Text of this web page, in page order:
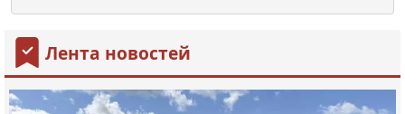
Лента новостей